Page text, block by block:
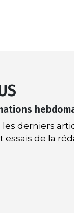
derniers
essais de la